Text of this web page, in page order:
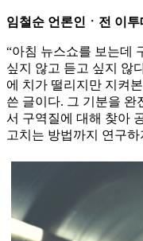
임철순 언론인ㆍ전 이투
“아침 뉴스쇼를 보는데
싶지 않고 듣고 싶지 않
에 치가 떨리지만 지켜
쓴 글이다. 그 기분을 완
서 구역질에 대해 찾아
고치는 방법까지 연구